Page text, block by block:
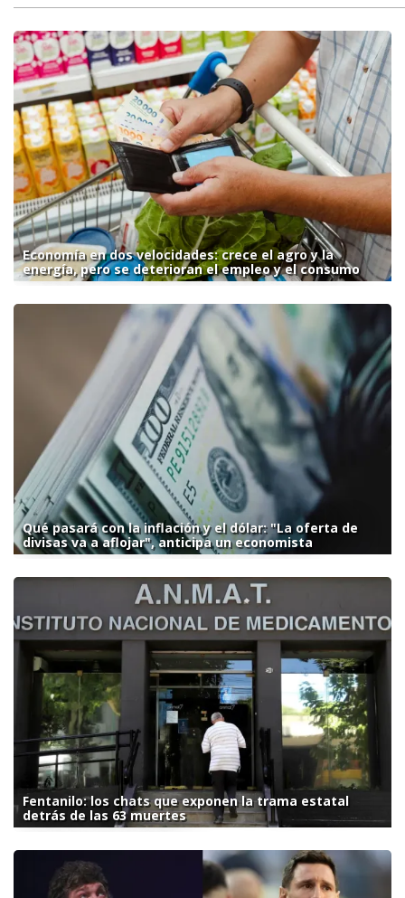
Economía en dos velocidades: crece el agro y la
energía, pero se deterioran el empleo y el consumo
Qué pasará con la inflación y el dólar: "La oferta de
divisas va a aflojar", anticipa un economista
Fentanilo: los chats que exponen la trama estatal
detrás de las 63 muertes